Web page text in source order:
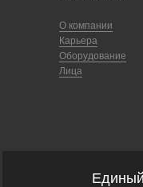
О компании
Карьера
Оборудование
Лица